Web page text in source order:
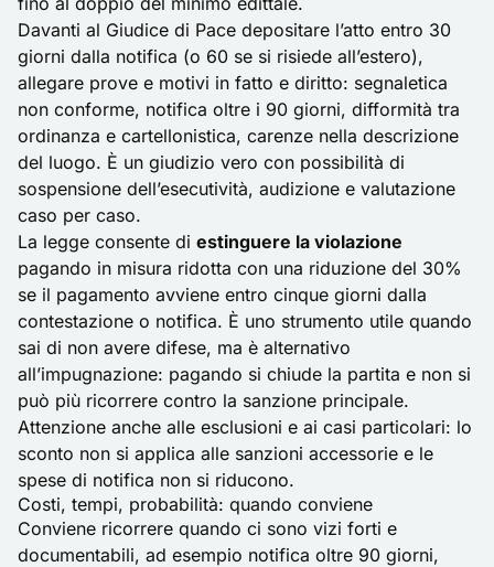
Davanti al Giudice di Pace depositare l’atto entro 30
giorni dalla notifica (o 60 se si risiede all’estero),
allegare prove e motivi in fatto e diritto: segnaletica
non conforme, notifica oltre i 90 giorni, difformità tra
ordinanza e cartellonistica, carenze nella descrizione
del luogo. È un giudizio vero con possibilità di
sospensione dell’esecutività, audizione e valutazione
caso per caso.
La legge consente di estinguere la violazione
pagando in misura ridotta con una riduzione del 30%
se il pagamento avviene entro cinque giorni dalla
contestazione o notifica. È uno strumento utile quando
sai di non avere difese, ma è alternativo
all’impugnazione: pagando si chiude la partita e non si
può più ricorrere contro la sanzione principale.
Attenzione anche alle esclusioni e ai casi particolari: lo
sconto non si applica alle sanzioni accessorie e le
spese di notifica non si riducono.
Costi, tempi, probabilità: quando conviene
Conviene ricorrere quando ci sono vizi forti e
documentabili, ad esempio notifica oltre 90 giorni,